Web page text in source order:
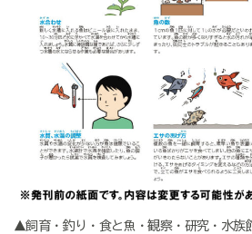
▲飼育・釣り・食と魚・観察・研究・水族